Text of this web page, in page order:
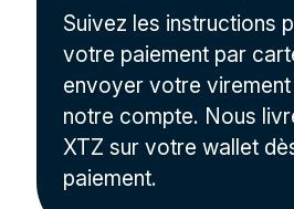
Suivez les instructions
votre paiement par
envoyer votre
notre compte. Nous
XTZ sur votre wallet
paiement.